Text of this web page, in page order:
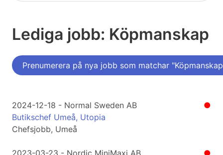
Lediga jobb: Köpmanskap
Prenumerera på nya jobb som matchar
●
2024-12-18 - Normal Sweden AB
Butikschef Umeå, Utopia
Chefsjobb, Umeå